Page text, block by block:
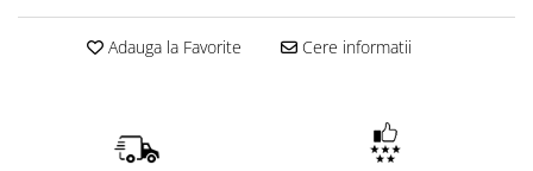
Adauga la Favorite Cere informatii